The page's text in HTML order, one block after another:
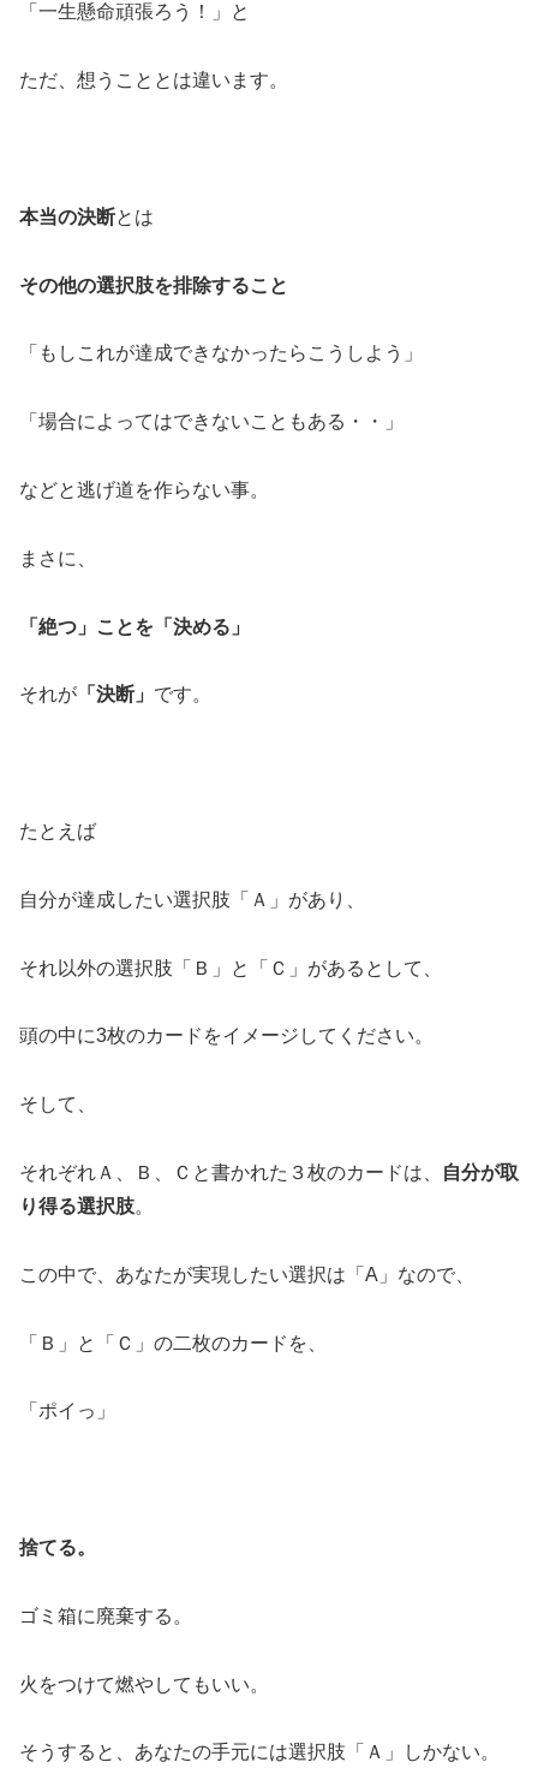
「一生懸命頑張ろう！」と
ただ、想うこととは違います。
本当の決断とは
その他の選択肢を排除すること
「もしこれが達成できなかったらこうしよう」
「場合によってはできないこともある・・」
などと逃げ道を作らない事。
まさに、
「絶つ」ことを「決める」
それが 「決断」 です。
たとえば
自分が達成したい選択肢「Ａ」があり、
それ以外の選択肢「Ｂ」と「Ｃ」があるとして、
頭の中に3枚のカードをイメージしてください。
そして、
それぞれＡ、Ｂ、Ｃと書かれた３枚のカードは、
自分が取
り得る選択肢。
この中で、あなたが実現したい選択は「A」なので、
「Ｂ」と「Ｃ」の二枚のカードを、
「ポイっ」
捨てる。
ゴミ箱に廃棄する。
火をつけて燃やしてもいい。
そうすると、あなたの手元には選択肢「Ａ」しかない。